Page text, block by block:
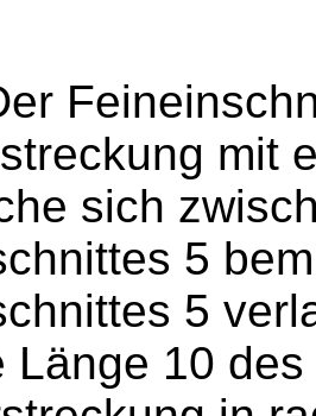
mit
sich
5
5
Länge 10